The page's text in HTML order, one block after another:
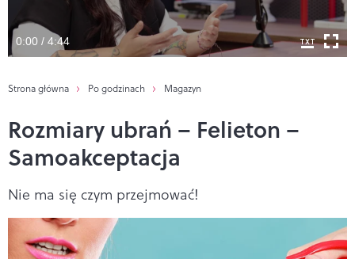
0:00 / 4:44
Strona główna Po godzinach Magazyn
Rozmiary ubrań – Felieton –
Samoakceptacja
Nie ma się czym przejmować!